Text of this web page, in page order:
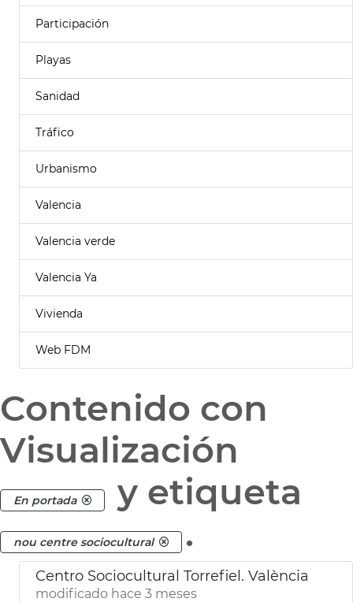
Participación
Playas
Sanidad
Tráfico
Urbanismo
Valencia
Valencia verde
Valencia Ya
Vivienda
Web FDM
Contenido con
Visualización
En portada y etiqueta
nou centre sociocultural .
Centro Sociocultural Torrefiel. València
modificado hace 3 meses